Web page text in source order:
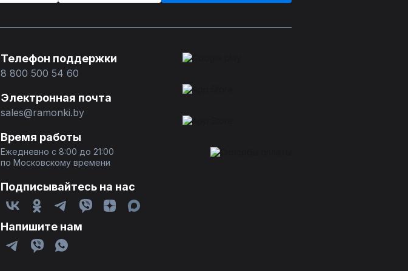
Телефон поддержки
8 800 500 54 60
Электронная почта
sales@ramonki.by
Время работы
Ежедневно с 8:00 до 21:00
по Московскому времени
Подписывайтесь на нас
Напишите нам